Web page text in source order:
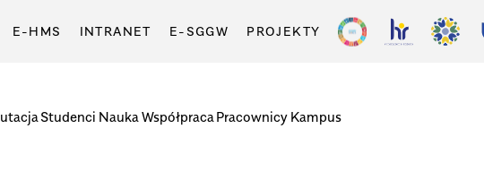
E-HMS INTRANET E-SGGW PROJEKTY
Studenci Nauka Współpraca Pracownicy Kampus